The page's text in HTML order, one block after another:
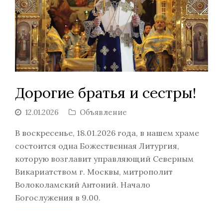
Дорогие братья и сестры!
12.01.2026 Объявление
В воскресенье, 18.01.2026 года, в нашем храме
состоится одна Божественная Литургия,
которую возглавит управляющий Северным
Викариатством г. Москвы, митрополит
Волоколамский Антоний. Начало
Богослужения в 9.00.